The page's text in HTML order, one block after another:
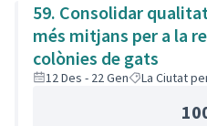
59. Consolidar
més mitjans per a la
colònies de gats
12 Des - 22 Gen La Ciutat